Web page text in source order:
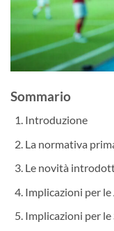
Sommario
Introduzione
La normativa
Le novità
Implicazioni per le
Implicazioni per le